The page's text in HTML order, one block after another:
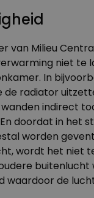
van Milieu
niet te
In
de radiator
indirect
doordat in het
worden
wordt het niet
buitenlucht
waardoor de